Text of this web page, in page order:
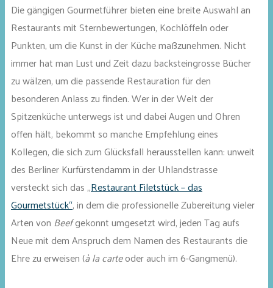
Die gängigen Gourmetführer bieten eine breite Auswahl an
Restaurants mit Sternbewertungen, Kochlöffeln oder
Punkten, um die Kunst in der Küche maßzunehmen. Nicht
immer hat man Lust und Zeit dazu backsteingrosse Bücher
zu wälzen, um die passende Restauration für den
besonderen Anlass zu finden. Wer in der Welt der
Spitzenküche unterwegs ist und dabei Augen und Ohren
offen hält, bekommt so manche Empfehlung eines
Kollegen, die sich zum Glücksfall herausstellen kann: unweit
des Berliner Kurfürstendamm in der Uhlandstrasse
versteckt sich das „Restaurant Filetstück – das
Gourmetstück“, in dem die professionelle Zubereitung vieler
Arten von Beefgekonnt umgesetzt wird, jeden Tag aufs
Neue mit dem Anspruch dem Namen des Restaurants die
Ehre zu erweisen (à la carteoder auch im 6-Gangmenü).